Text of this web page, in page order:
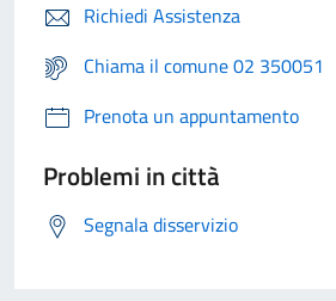
Richiedi Assistenza
Chiama il comune 02 350051
Prenota un appuntamento
Problemi in città
Segnala disservizio